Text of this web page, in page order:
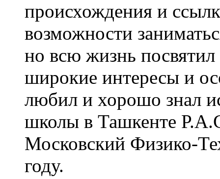
происхождения и
возможности
но всю жизнь
широкие интересы и
любил и хорошо знал
школы в Ташкенте
Московский Физико-
году.